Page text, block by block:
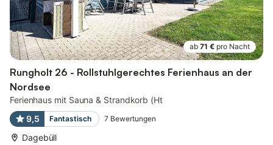
ab 71 € pro Nacht
Rungholt 26 - Rollstuhlgerechtes Ferienhaus an der
Nordsee
Ferienhaus mit Sauna & Strandkorb (Ht
9,5
Fantastisch 7 Bewertungen
Dagebüll